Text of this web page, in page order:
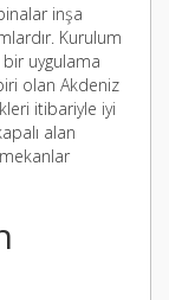
inşa
Kurulum
uygulama
olan Akdeniz
itibariyle iyi
alan